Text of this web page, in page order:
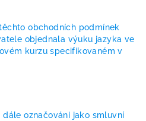
obchodních podmínek
objednala výuku jazyka ve
kurzu specifikovaném v
označováni jako smluvní